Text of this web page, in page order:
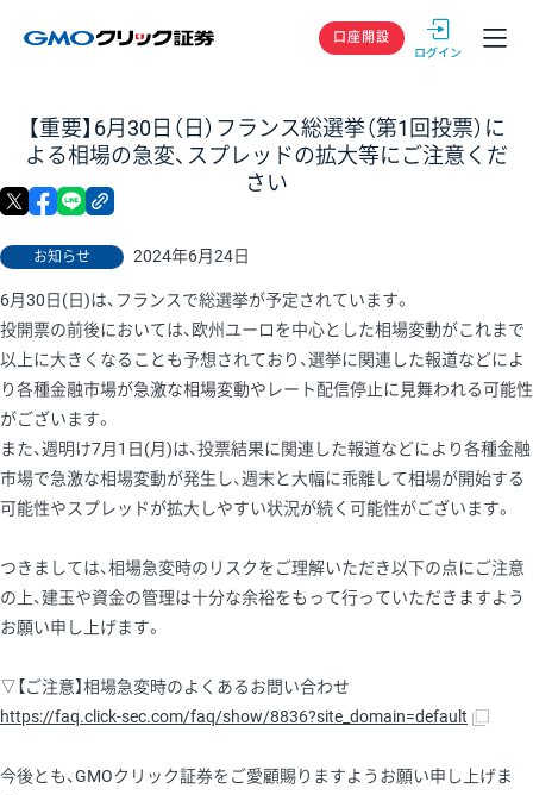
GMOクリック
口座開設
【重要】6月30日（日）フランス総選挙（第1回投票）に
よる相場の急変、スプレッドの拡大等にご注意くだ
さい
お知らせ 2024年6月24日
X facebook
6月30日(日)は、フランスで総選挙が予定されています。
投開票の前後においては、欧州ユーロを中心とした相場変動がこれまで
以上に大きくなることも予想されており、選挙に関連した報道などによ
り各種金融市場が急激な相場変動やレート配信停止に見舞われる可能性
がございます。
また、週明け7月1日(月)は、投票結果に関連した報道などにより各種金融
市場で急激な相場変動が発生し、週末と大幅に乖離して相場が開始する
可能性やスプレッドが拡大しやすい状況が続く可能性がございます。
つきましては、相場急変時のリスクをご理解いただき以下の点にご注意
の上、建玉や資金の管理は十分な余裕をもって行っていただきますよう
お願い申し上げます。
▽【ご注意】相場急変時のよくあるお問い合わせ
https://faq.click-sec.com/faq/show/8836?site_domain=default
今後とも、GMOクリック証券をご愛顧賜りますようお願い申し上げま